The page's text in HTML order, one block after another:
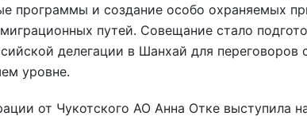
программы и создание особо охраняемых
путей. Совещание стало
делегации в Шанхай для переговоров
уровне.
от Чукотского АО Анна Отке выступила